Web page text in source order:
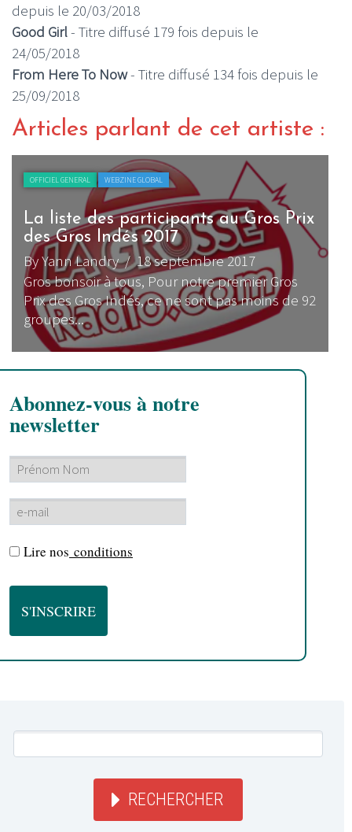
depuis le 20/03/2018
Good Girl- Titre diffusé 179 fois depuis le
24/05/2018
From Here To Now- Titre diffusé 134 fois depuis le
25/09/2018
Articles parlant de cet artiste :
OFFICIEL GENERAL WEBZINE GLOBAL
La liste des participants au Gros Prix
des Gros Indés 2017
By Yann Landry/ 18 septembre 2017
Gros bonsoir à tous, Pour notre premier Gros
Prix des Gros Indés, ce ne sont pas moins de 92
groupes...
Abonnez-vous à notre
newsletter
Lire nos conditions
RECHERCHER